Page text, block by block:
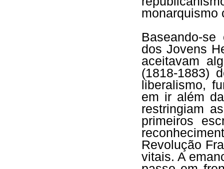
monarquismo
Baseando-
dos Jovens
aceitavam
(1818-1883)
liberalismo,
em ir além
restringiam
primeiros
Revolução
vitais. A